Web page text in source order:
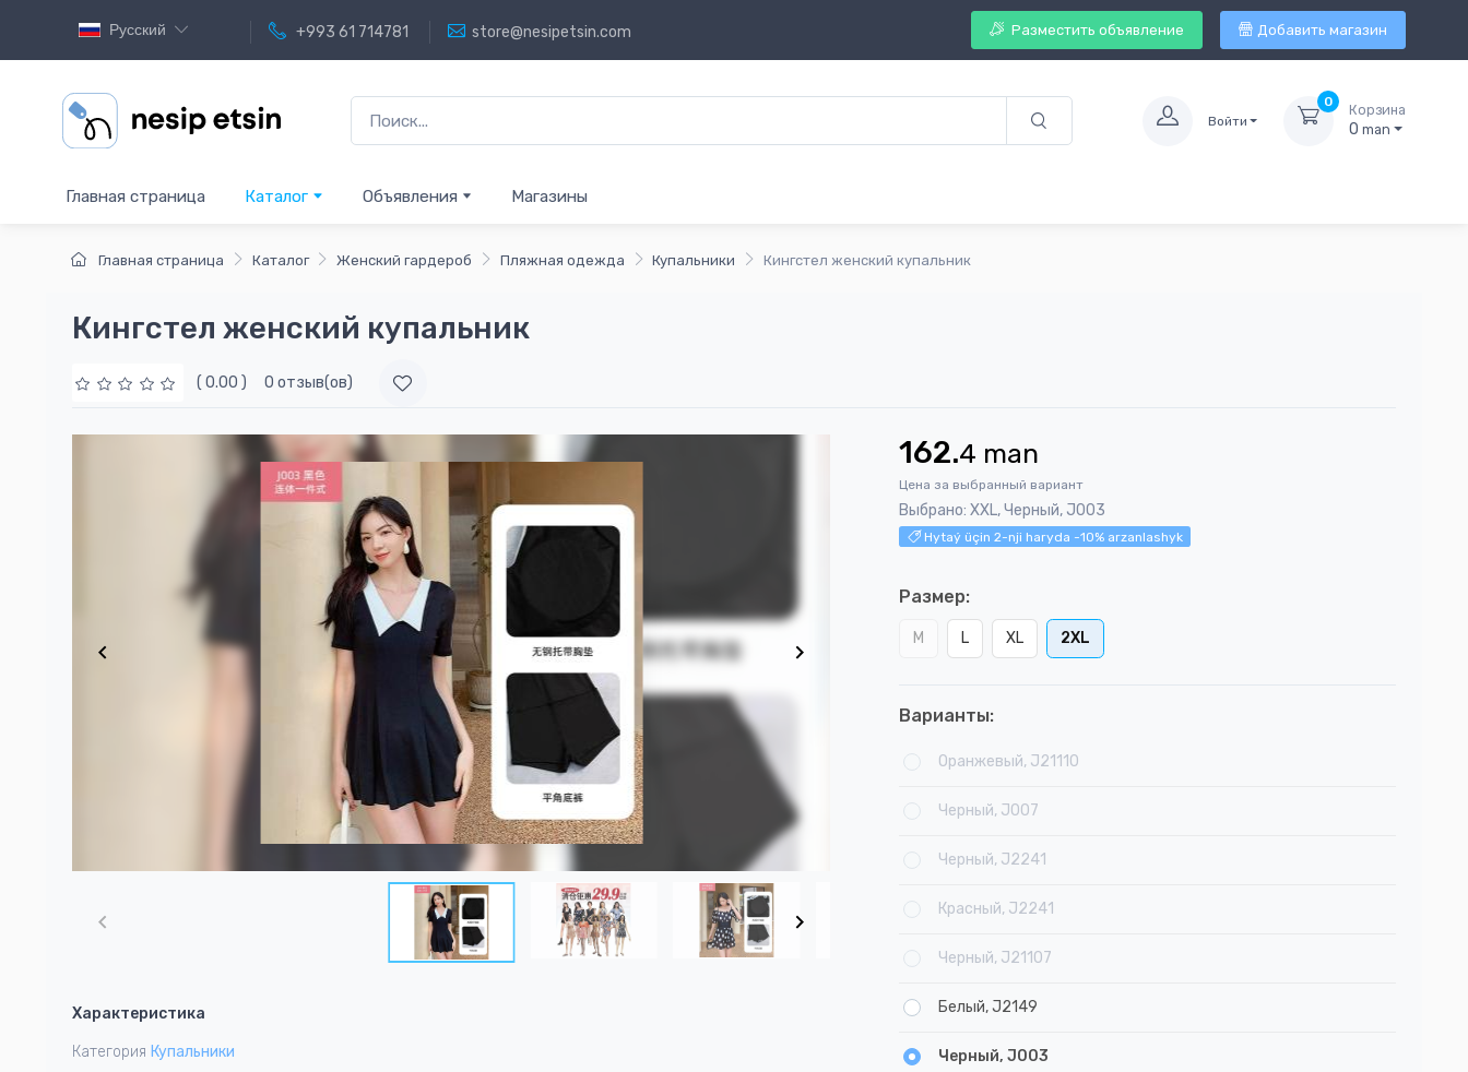
Русский +993 61 714781 store@nesipetsin.com Разместить объявление Добавить магазин
Войти
0
Корзина
0 man
Главная страница Каталог Объявления Магазины
Главная страница Каталог Женский гардероб Пляжная одежда Купальники Кингстел женский купальник
Кингстел женский купальник
( 0.00 ) 0 отзыв(ов)
5
Характеристика
Категория Купальники
162.4 man
Цена за выбранный вариант
Выбрано: XXL, Черный, J003
Hytaý üçin 2-nji haryda -10% arzanlashyk
Размер:
M L XL 2XL
Варианты:
Оранжевый, J21110
Черный, J007
Черный, J2241
Красный, J2241
Черный, J21107
Белый, J2149
Черный, J003